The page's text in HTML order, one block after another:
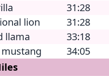
31:28
lion
31:28
llama
33:18
34:05